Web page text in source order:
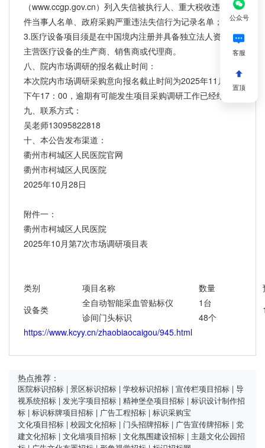
公众号
客服
置顶
（www.ccgp.gov.cn）列入失信被执行人、重大税收违法案
件当事人名单、政府采购严重违法失信行为记录名单；
3.医疗设备项目须是在中国境内注册并具备独立法人资格，
主营医疗设备的生产商、销售商或代理商。
八、院内市场调研的报名截止时间：
本次院内市场调研采购意向报名截止时间为2025年11月3日
下午17：00，逾期有可能发生项目采购调研工作已经结束。
九、联系方式：
吴老师13095822818
十、本公告发布渠道：
衢州市柯城区人民医院官网
衢州市柯城区人民医院
2025年10月28日
附件一：
衢州市柯城区人民医院
2025年10月第7次市场调研项目表
类别 项目名称 数量
设备类
全自动智能采血管贴标仪
1台
诊间门头标识
48个
https://www.kcyy.cn/zhaobiaocaigou/945.html
热点推荐：
医院标识招标 景区标识招标 学校标识招标 宣传栏项目招标
导
视系统招标
发光字项目招标 精神堡垒项目招标
标识设计制作招
标
标识标牌项目招标 广告工程招标
标识采购宝
文化项目招标
校园文化招标 门头招牌招标 广告宣传牌招标
党
建文化招标
文化墙项目招标 文化氛围建设招标
主题文化公园招